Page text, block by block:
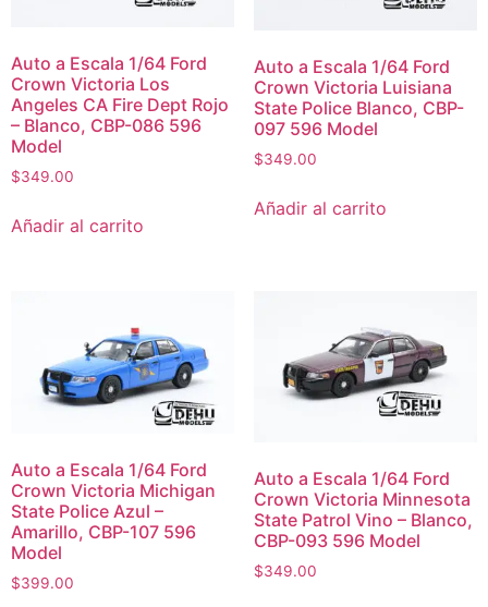
Auto a Escala 1/64 Ford
Crown Victoria Los
Angeles CA Fire Dept Rojo
– Blanco, CBP-086 596
Model
$349.00
Añadir al carrito
Auto a Escala 1/64 Ford
Crown Victoria Luisiana
State Police Blanco, CBP-
097 596 Model
$349.00
Añadir al carrito
Auto a Escala 1/64 Ford
Crown Victoria Michigan
State Police Azul –
Amarillo, CBP-107 596
Model
$399.00
Auto a Escala 1/64 Ford
Crown Victoria Minnesota
State Patrol Vino – Blanco,
CBP-093 596 Model
$349.00